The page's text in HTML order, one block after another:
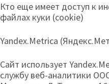
Кто еще имеет доступ к
файлах куки (cookie)
Yandex.Metrica
Сайт использует
службу веб-аналитики